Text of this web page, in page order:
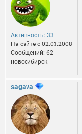
Активность: 33
На сайте c 02.03.2008
Сообщений: 62
новосибирск
sagava